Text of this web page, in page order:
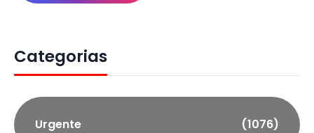
Categorias
Urgente (1076)